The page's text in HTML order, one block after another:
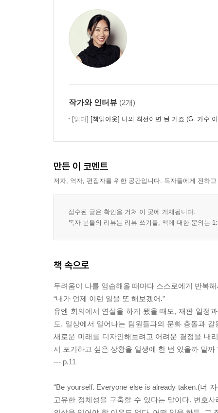
작가와 인터뷰 (2개)
[읽다] [책읽아웃] 나의 최선이면 된 거죠 (G. 가수
만든 이 코멘트
저자, 역자, 편집자를 위한 공간입니다. 독자들에게 전하
접수된 글은 확인을 거쳐 이 곳에 게재됩니다.
독자 분들의 리뷰는 리뷰 쓰기를, 책에 대한 문의는
책 속으로
두려움이 나를 엄습해올 때마다 스스로에게 반복
“내가 언제 이런 일을 또 해보겠어.”
유엔 회의에서 연설을 하게 됐을 때도, 재판 일정
도, 일상에서 일어나는 팀원들과의 문화 충돌과
새로운 미래를 디자인해보려고 어려운 결정을 내
서 포기하고 싶은 상황을 일생에 한 번 있을까 말
--- p.11
“Be yourself. Everyone else is already taken.(너
고유한 정체성을 구축할 수 있다는 말이다. 변호